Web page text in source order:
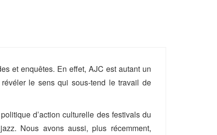
et enquêtes. En effet, AJC est autant un
le sens qui sous-tend le travail de
d’action culturelle des festivals du
Nous avons aussi, plus récemment,